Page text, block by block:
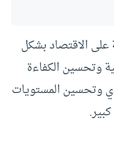
الاقتصاد بشكل
وتحسين الكفاءة
وتحسين المستويات